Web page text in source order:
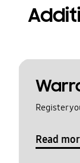
Register
Read